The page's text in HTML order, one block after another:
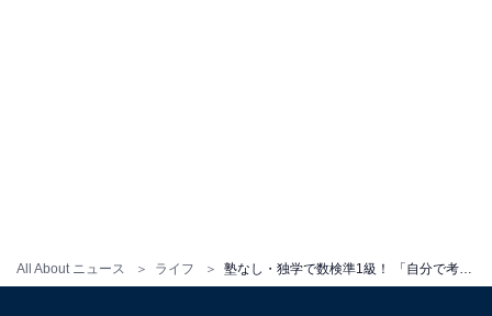
All About ニュース ライフ